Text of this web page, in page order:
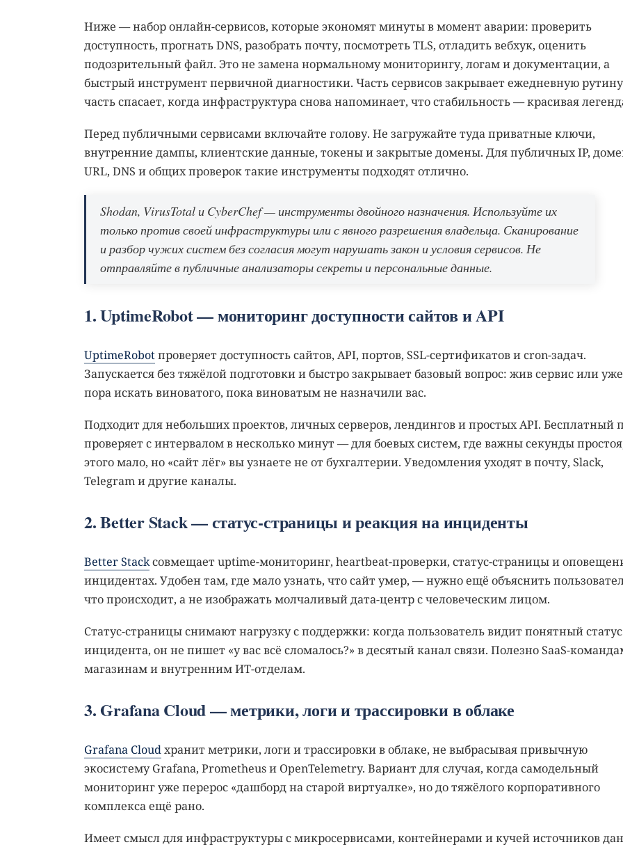
Ниже — набор онлайн-сервисов, которые экономят минуты в момент аварии: проверить
доступность, прогнать DNS, разобрать почту, посмотреть TLS, отладить вебхук, оценить
подозрительный файл. Это не замена нормальному мониторингу, логам и документации, а
быстрый инструмент первичной диагностики. Часть сервисов закрывает ежедневную
часть спасает, когда инфраструктура снова напоминает, что стабильность — красивая
Перед публичными сервисами включайте голову. Не загружайте туда приватные ключи,
внутренние дампы, клиентские данные, токены и закрытые домены. Для публичных IP,
URL, DNS и общих проверок такие инструменты подходят отлично.
Shodan, VirusTotal и CyberChef — инструменты двойного назначения. Используйте их
только против своей инфраструктуры или с явного разрешения владельца. Сканирование
и разбор чужих систем без согласия могут нарушать закон и условия сервисов. Не
отправляйте в публичные анализаторы секреты и персональные данные.
1. UptimeRobot — мониторинг доступности сайтов и API
UptimeRobotпроверяет доступность сайтов, API, портов, SSL-сертификатов и cron-задач.
Запускается без тяжёлой подготовки и быстро закрывает базовый вопрос: жив сервис или уже
пора искать виноватого, пока виноватым не назначили вас.
Подходит для небольших проектов, личных серверов, лендингов и простых API. Бесплатный
проверяет с интервалом в несколько минут — для боевых систем, где важны секунды
этого мало, но «сайт лёг» вы узнаете не от бухгалтерии. Уведомления уходят в почту, Slack,
Telegram и другие каналы.
2. Better Stack — статус-страницы и реакция на инциденты
Better Stackсовмещает uptime-мониторинг, heartbeat-проверки, статус-страницы и
инцидентах. Удобен там, где мало узнать, что сайт умер, — нужно ещё объяснить
что происходит, а не изображать молчаливый дата-центр с человеческим лицом.
Статус-страницы снимают нагрузку с поддержки: когда пользователь видит понятный статус
инцидента, он не пишет «у вас всё сломалось?» в десятый канал связи. Полезно SaaS-
магазинам и внутренним ИТ-отделам.
3. Grafana Cloud — метрики, логи и трассировки в облаке
Grafana Cloudхранит метрики, логи и трассировки в облаке, не выбрасывая привычную
экосистему Grafana, Prometheus и OpenTelemetry. Вариант для случая, когда самодельный
мониторинг уже перерос «дашборд на старой виртуалке», но до тяжёлого корпоративного
комплекса ещё рано.
Имеет смысл для инфраструктуры с микросервисами, контейнерами и кучей источников